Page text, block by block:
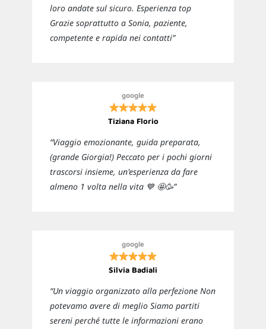
loro andate sul sicuro. Esperienza top
Grazie soprattutto a Sonia, paziente,
competente e rapida nei contatti”
google
Tiziana Florio
“Viaggio emozionante, guida preparata,
(grande Giorgia!) Peccato per i pochi giorni
trascorsi insieme, un'esperienza da fare
almeno 1 volta nella vita 💙 🤩🥳”
google
Silvia Badiali
“Un viaggio organizzato alla perfezione Non
potevamo avere di meglio Siamo partiti
sereni perché tutte le informazioni erano